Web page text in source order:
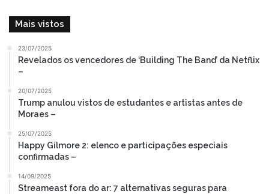
Mais vistos
23/07/2025
Revelados os vencedores de ‘Building The Band’ da Netflix
–
20/07/2025
Trump anulou vistos de estudantes e artistas antes de
Moraes –
25/07/2025
Happy Gilmore 2: elenco e participações especiais
confirmadas –
14/09/2025
Streameast fora do ar: 7 alternativas seguras para